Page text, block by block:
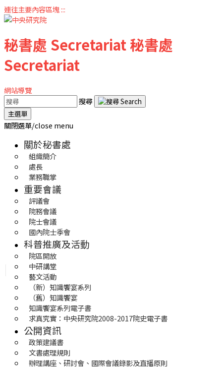
連往主要內容區塊:::
秘書處 Secretariat秘書處
Secretariat
網站導覽
搜尋
主選單
關閉選單/close menu
關於秘書處
組織簡介
處長
業務職掌
重要會議
評議會
院務會議
院士會議
國內院士季會
科普推廣及活動
院區開放
中研講堂
藝文活動
（新）知識饗宴系列
（舊）知識饗宴
知識饗宴系列電子書
求真究實：中央研究院2008-2017院史電子書
公開資訊
政策建議書
文書處理規則
辦理講座、研討會、國際會議錄影及直播原則